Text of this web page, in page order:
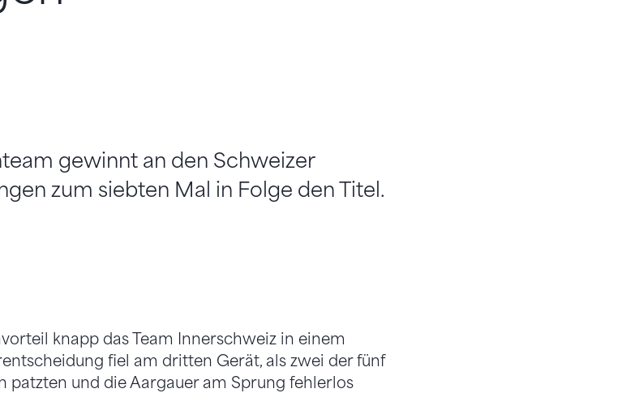
gewinnt an den Schweizer
zum siebten Mal in Folge den Titel.
knapp das Team Innerschweiz in einem
fiel am dritten Gerät, als zwei der fünf
patzten und die Aargauer am Sprung fehlerlos